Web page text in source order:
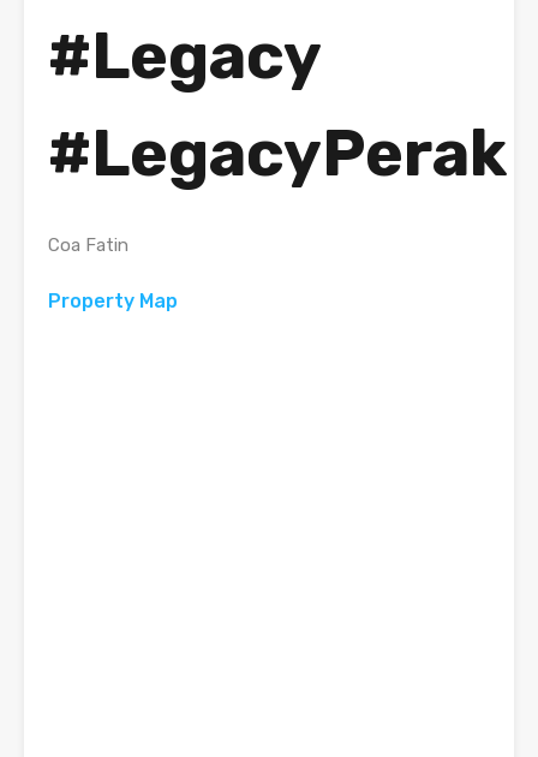
#Legacy
#LegacyPerak
Coa Fatin
Property Map